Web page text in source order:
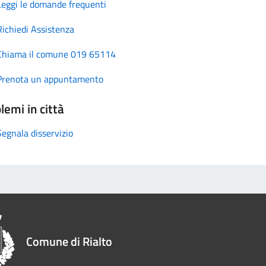
le domande frequenti
Assistenza
il comune 019 65114
un appuntamento
in città
disservizio
Comune di Rialto